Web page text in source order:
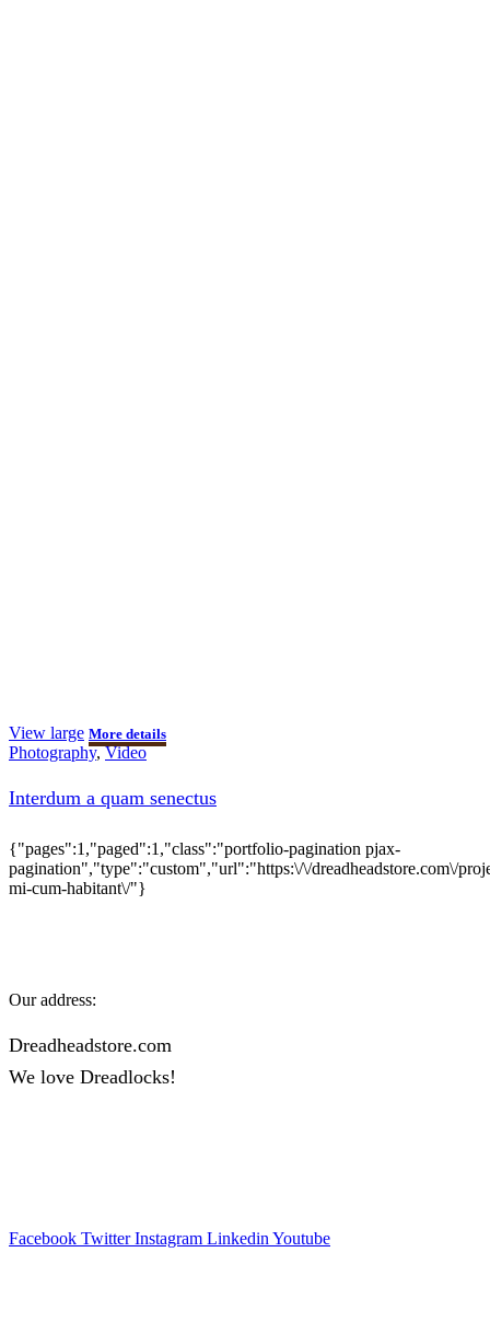
View large More details
Photography,Video
Interdum a quam senectus
{"pages":1,"paged":1,"class":"portfolio-pagination pjax-
pagination","type":"custom","url":"https:\/\/dreadheadstore.com\/
mi-cum-habitant\/"}
Our address:
Dreadheadstore.com
We love Dreadlocks!
Facebook Twitter Instagram Linkedin Youtube